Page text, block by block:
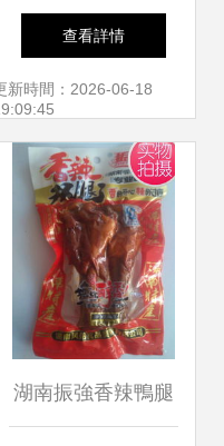
500g 香辣與麻辣
交織的鴨肉零食新
體驗
查看詳情
新時間：2026-06-18
湖南振強香辣鴨腿